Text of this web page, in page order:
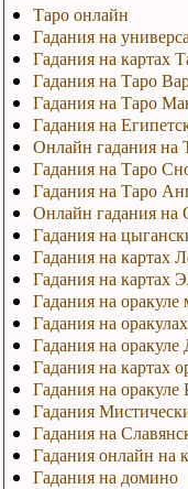
Таро онлайн
Гадания на
Гадания на картах
Гадания на Таро
Гадания на Таро
Гадания на
Онлайн гадания
Гадания на Таро
Гадания на Таро
Онлайн гадания на
Гадания на
Гадания на картах
Гадания на картах
Гадания на
Гадания на
Гадания на
Гадания на картах
Гадания на оракуле
Гадания
Гадания на
Гадания онлайн на
Гадания на домино